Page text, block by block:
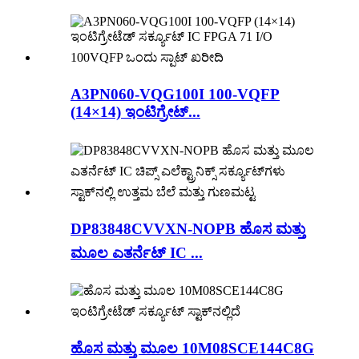
A3PN060-VQG100I 100-VQFP
(14×14) ಇಂಟಿಗ್ರೇಟ್...
DP83848CVVXN-NOPB ಹೊಸ ಮತ್ತು
ಮೂಲ ಎತರ್ನೆಟ್ IC ...
ಹೊಸ ಮತ್ತು ಮೂಲ 10M08SCE144C8G